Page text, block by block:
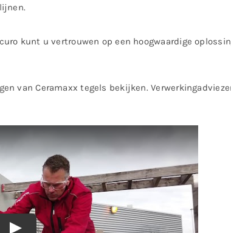
kunt u vertrouwen op een hoogwaardige
van Ceramaxx tegels bekijken.